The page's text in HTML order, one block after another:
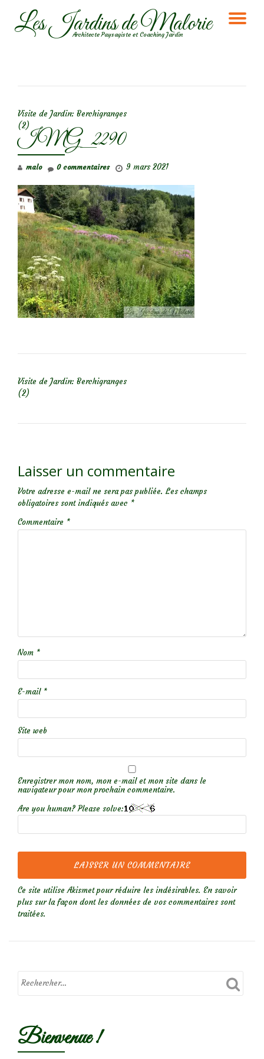
AllerLes Jardins de Malorie
Architecte Paysagiste et Coaching Jardin
Visite de Jardin: Berchigranges
(2)
IMG_2290
malo 9 mars 2021
0 commentaires
Visite de Jardin: Berchigranges
(2)
Laisser un commentaire
Votre adresse e-mail ne sera pas publiée. Les champs
obligatoires sont indiqués avec *
Commentaire *
Nom *
E-mail *
Site web
Enregistrer mon nom, mon e-mail et mon site dans le
navigateur pour mon prochain commentaire.
Are you human? Please solve:
Ce site utilise Akismet pour réduire les indésirables. En savoir
plus sur la façon dont les données de vos commentaires sont
traitées.
Bienvenue !